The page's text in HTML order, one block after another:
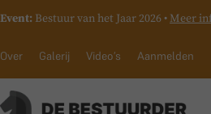
Event: Bestuur van het Jaar 2026 • Meer
Over Galerij Video’s Aanmelden